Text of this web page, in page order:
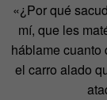
«¿Por qué
mí, que les
háblame cuanto
el carro alado